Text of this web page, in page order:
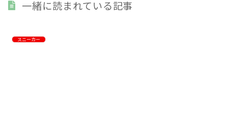
一緒に読まれている記事
スニーカー